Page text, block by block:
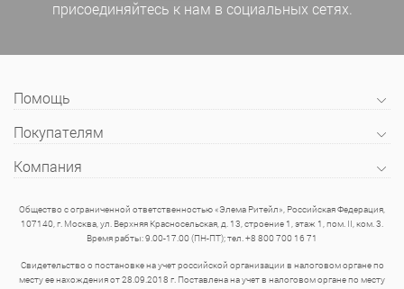
присоединяйтесь к нам в социальных сетях.
Помощь
Покупателям
Компания
Общество с ограниченной ответственностью «Элема Ритейл», Российская Федерация,
107140, г. Москва, ул. Верхняя Красносельская, д. 13, строение 1, этаж 1, пом. II, ком. 3.
Время рабты: 9.00-17.00 (ПН-ПТ); тел. +8 800 700 16 71
Свидетельство о постановке на учет российской организации в налоговом органе по
месту ее нахождения от 28.09.2018 г. Поставлена на учет в налоговом органе по месту